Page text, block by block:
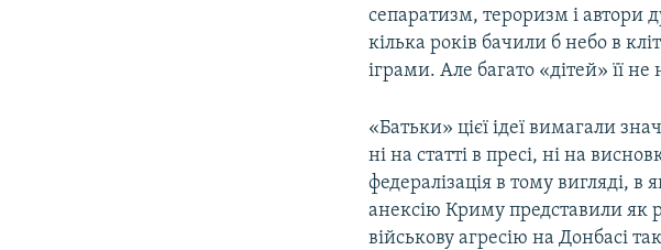
сепаратизм, тероризм і автори
кілька років бачили б небо в
іграми. Але багато «дітей» її
«Батьки» цієї ідеї вимагали
ні на статті в пресі, ні на
федералізація в тому вигляді,
анексію Криму представили як
військову агресію на Донбасі